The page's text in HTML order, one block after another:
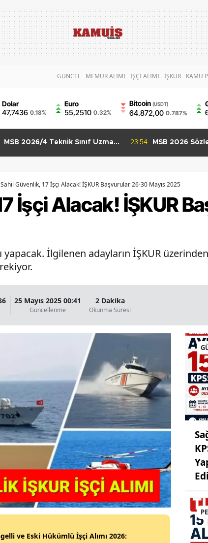
GÜNCEL MEMUR ALIMI İŞÇİ ALIMI İŞKUR KAMU
Dolar
47,7436 0.18%
Euro
55,2510 0.32%
Bitcoin (USDT)
64.872,00 0.787%
MSB 2026/4 Teknik Sınıf Uzman
23:54
MSB 2026
Sahil Güvenlik, 17 İşçi Alacak! İŞKUR Başvurular 26-30 Mayıs 2025
İşçi Alacak! İŞKUR
yapacak. İlgilenen adayların İŞKUR
25 Mayıs 2025 00:41
Güncellenme
2 Dakika
Okunma Süresi
ve Eski Hükümlü İşçi Alımı 2026: